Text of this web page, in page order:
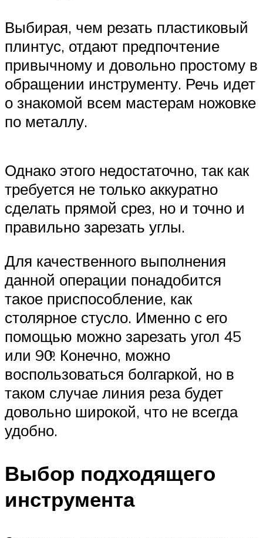
Выбирая, чем резать пластиковый
плинтус, отдают предпочтение
привычному и довольно простому в
обращении инструменту. Речь идет
о знакомой всем мастерам ножовке
по металлу.
Однако этого недостаточно, так как
требуется не только аккуратно
сделать прямой срез, но и точно и
правильно зарезать углы.
Для качественного выполнения
данной операции понадобится
такое приспособление, как
столярное стусло. Именно с его
помощью можно зарезать угол 45
или 90ͦ. Конечно, можно
воспользоваться болгаркой, но в
таком случае линия реза будет
довольно широкой, что не всегда
удобно.
Выбор подходящего
инструмента